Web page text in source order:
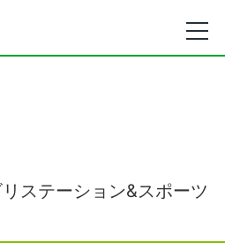
ステーション&スポーツ